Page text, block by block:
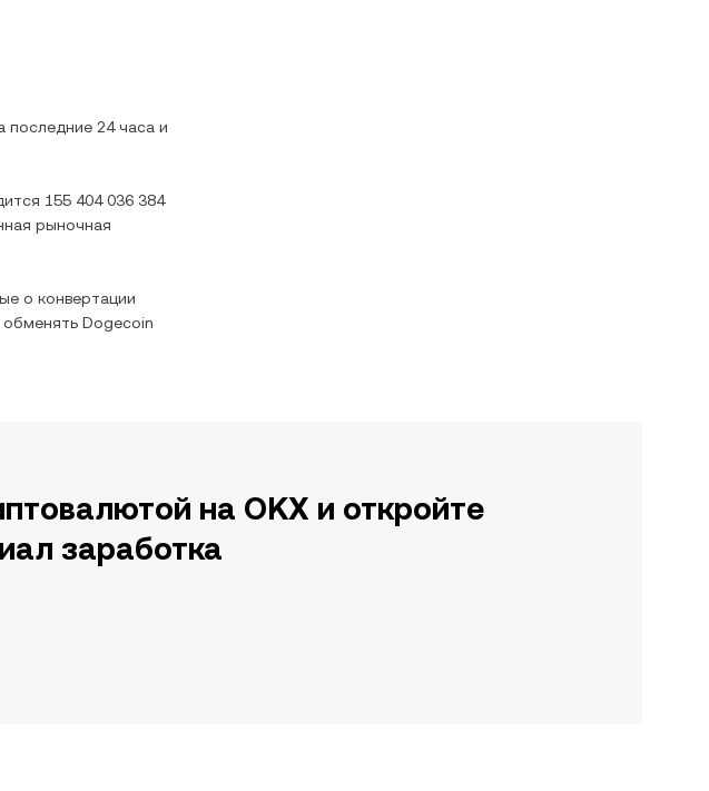
последние 24 часа и
155 404 036 384
рыночная
о конвертации
Dogecoin
на OKX и откройте
заработка